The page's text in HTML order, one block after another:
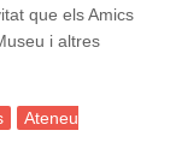
que els Amics
i altres
Ateneu